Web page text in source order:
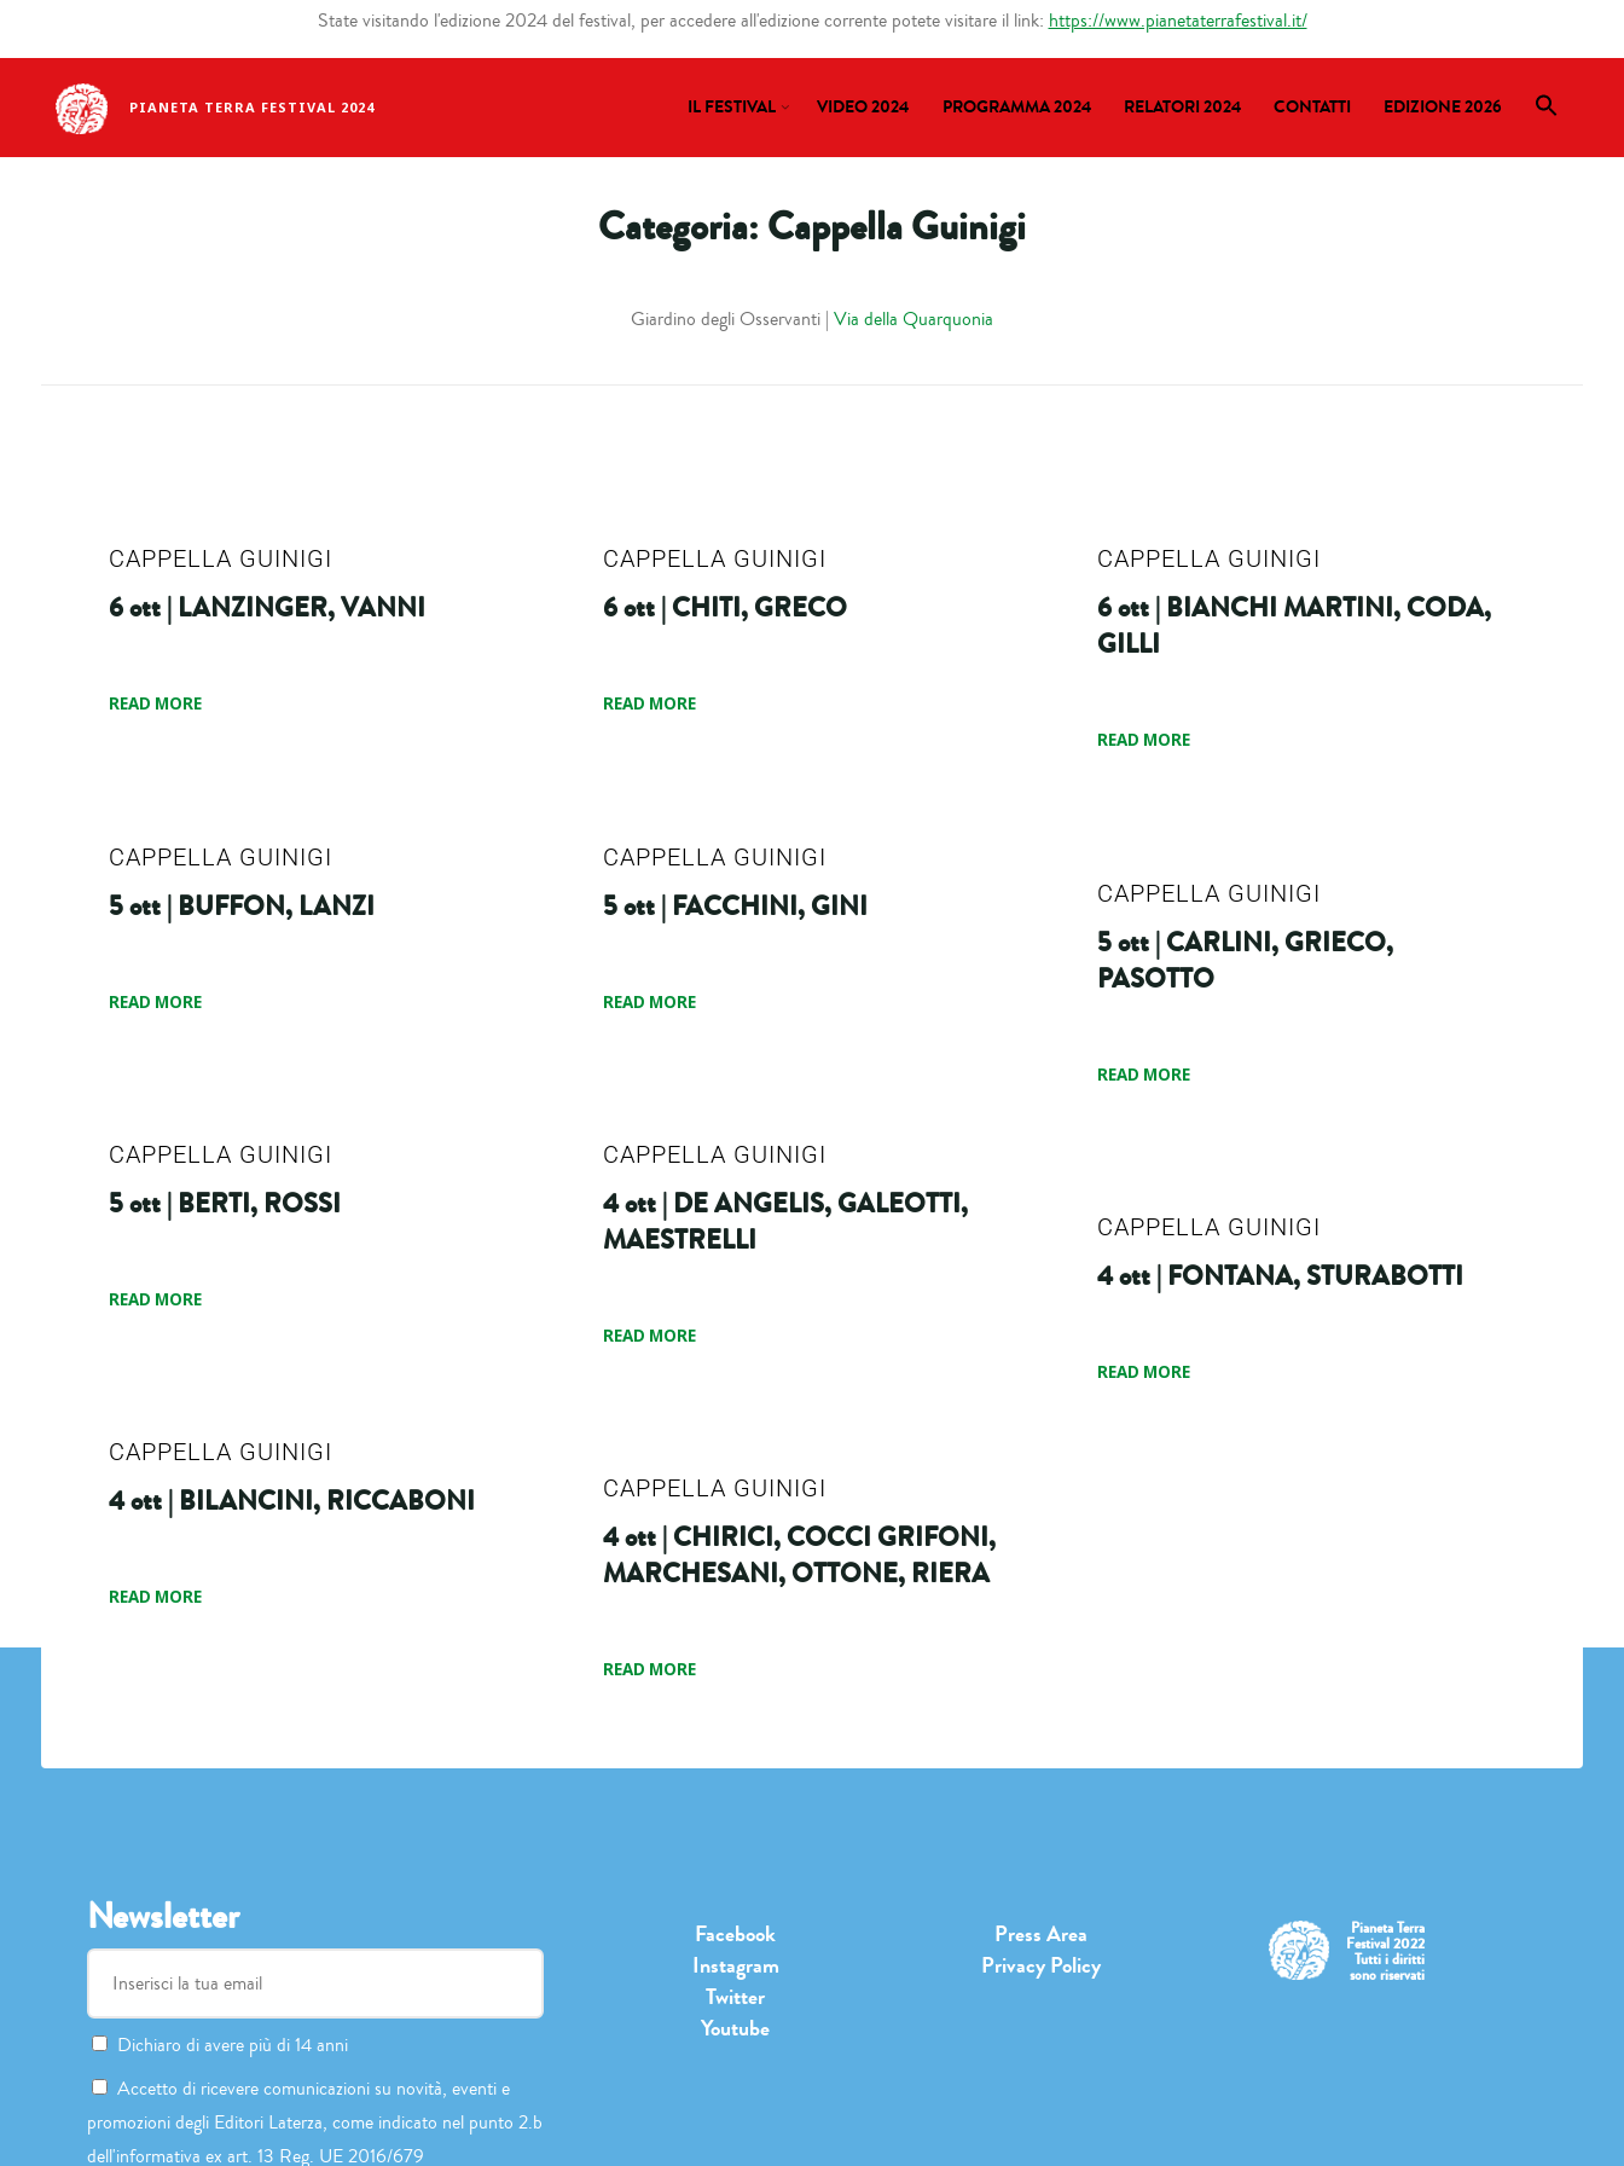
PIANETA TERRA FESTIVAL 2024 IL FESTIVAL VIDEO 2024 PROGRAMMA 2024 RELATORI 2024 CONTATTI EDIZIONE 2026
State visitando l'edizione 2024 del festival, per accedere all'edizione corrente potete visitare il link: https://www.pianetaterrafestival.it/
Categoria:Cappella Guinigi
Giardino degli Osservanti | Via della Quarquonia
CAPPELLA GUINIGI
6 ott | LANZINGER, VANNI
READ MORE
CAPPELLA GUINIGI
6 ott | CHITI, GRECO
READ MORE
CAPPELLA GUINIGI
6 ott | BIANCHI MARTINI, CODA,
GILLI
READ MORE
CAPPELLA GUINIGI
5 ott | BUFFON, LANZI
READ MORE
CAPPELLA GUINIGI
5 ott | FACCHINI, GINI
READ MORE
CAPPELLA GUINIGI
5 ott | CARLINI, GRIECO,
PASOTTO
READ MORE
CAPPELLA GUINIGI
5 ott | BERTI, ROSSI
READ MORE
CAPPELLA GUINIGI
4 ott | DE ANGELIS, GALEOTTI,
MAESTRELLI
READ MORE
CAPPELLA GUINIGI
4 ott | FONTANA, STURABOTTI
READ MORE
CAPPELLA GUINIGI
4 ott | BILANCINI, RICCABONI
READ MORE
CAPPELLA GUINIGI
4 ott | CHIRICI, COCCI GRIFONI,
MARCHESANI, OTTONE, RIERA
READ MORE
Newsletter
Dichiaro di avere più di 14 anni
Accetto di ricevere comunicazioni su novità, eventi e
promozioni degli Editori Laterza, come indicato nel punto 2.b
dell'informativa ex art. 13 Reg. UE 2016/679
Facebook
Instagram
Twitter
Youtube
Press Area
Privacy Policy
Pianeta Terra
Festival 2022
Tutti i diritti
sono riservati